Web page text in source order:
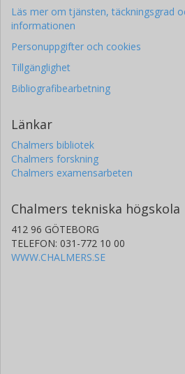
Läs mer om tjänsten, täckningsgrad
informationen
Personuppgifter och cookies
Tillgänglighet
Bibliografibearbetning
Länkar
Chalmers bibliotek
Chalmers forskning
Chalmers examensarbeten
Chalmers tekniska högskola
412 96 GÖTEBORG
TELEFON: 031-772 10 00
WWW.CHALMERS.SE